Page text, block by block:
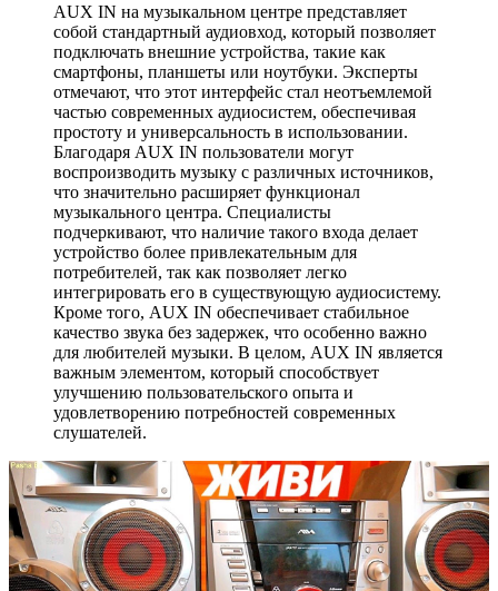
AUX IN на музыкальном центре представляет
собой стандартный аудиовход, который позволяет
подключать внешние устройства, такие как
смартфоны, планшеты или ноутбуки. Эксперты
отмечают, что этот интерфейс стал неотъемлемой
частью современных аудиосистем, обеспечивая
простоту и универсальность в использовании.
Благодаря AUX IN пользователи могут
воспроизводить музыку с различных источников,
что значительно расширяет функционал
музыкального центра. Специалисты
подчеркивают, что наличие такого входа делает
устройство более привлекательным для
потребителей, так как позволяет легко
интегрировать его в существующую аудиосистему.
Кроме того, AUX IN обеспечивает стабильное
качество звука без задержек, что особенно важно
для любителей музыки. В целом, AUX IN является
важным элементом, который способствует
улучшению пользовательского опыта и
удовлетворению потребностей современных
слушателей.